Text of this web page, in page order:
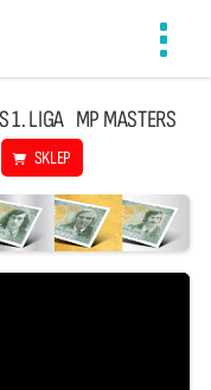
1. LIGA MP MASTERS
SKLEP